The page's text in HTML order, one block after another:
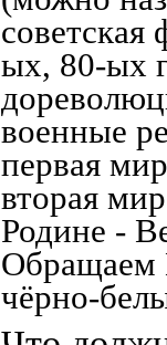
ых, 80-ых
военные
первая
вторая
Родине -
Обращаем
чёрно-